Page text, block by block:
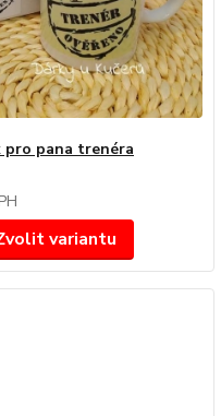
pro pana trenéra
variantu